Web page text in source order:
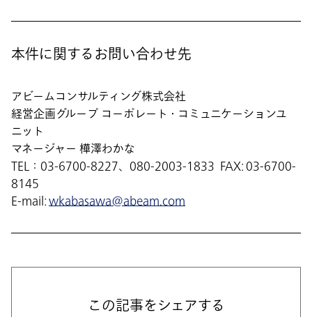
本件に関するお問い合わせ先
アビームコンサルティング株式会社
経営企画グループ コーポレート・コミュニケーションユ
ニット
マネージャー 樺澤わかな
TEL：03-6700-8227、080-2003-1833 FAX: 03-6700-
8145
E-mail:wkabasawa@abeam.com
この記事をシェアする